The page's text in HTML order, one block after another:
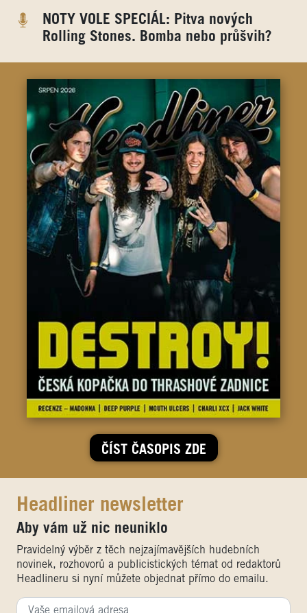
NOTY VOLE SPECIÁL: Pitva nových
Rolling Stones. Bomba nebo průšvih?
ČÍST ČASOPIS ZDE
Headliner newsletter
Aby vám už nic neuniklo
Pravidelný výběr z těch nejzajímavějších hudebních
novinek, rozhovorů a publicistických témat od redaktorů
Headlineru si nyní můžete objednat přímo do emailu.